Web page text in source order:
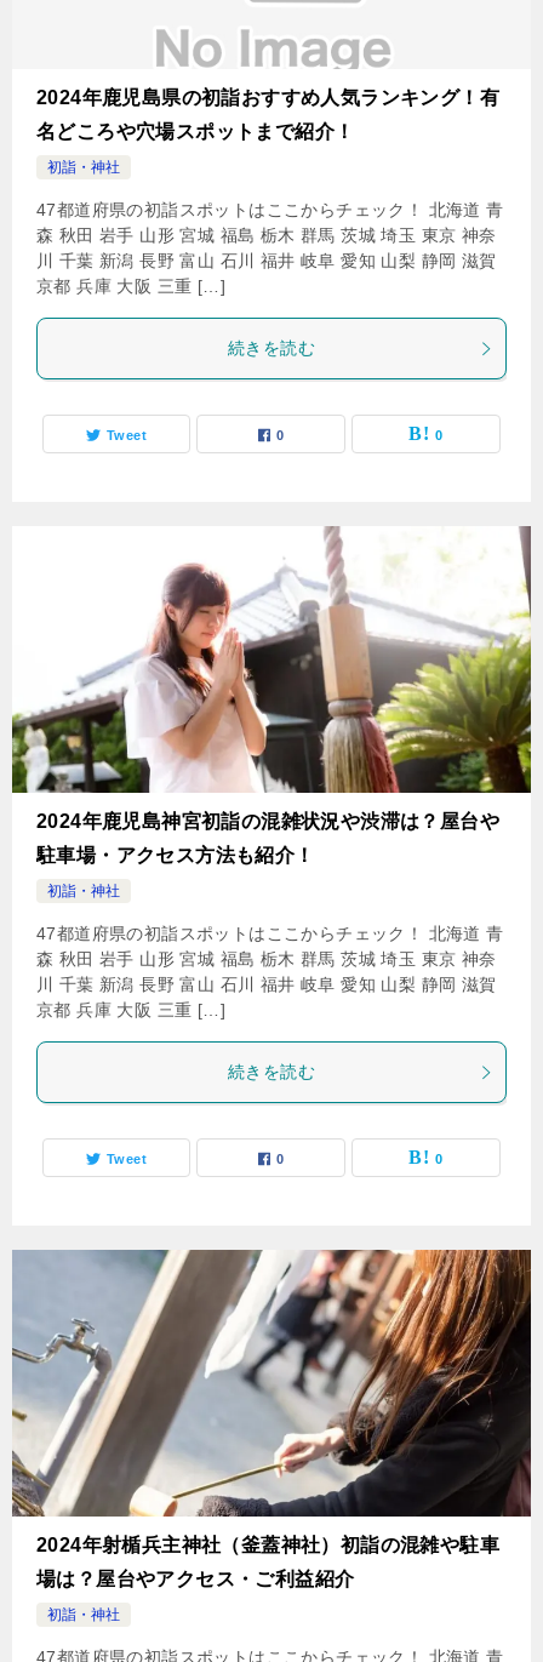
2024年鹿児島県の初詣おすすめ人気ランキング！有
名どころや穴場スポットまで紹介！
初詣・神社
47都道府県の初詣スポットはここからチェック！ 北海道 青
森 秋田 岩手 山形 宮城 福島 栃木 群馬 茨城 埼玉 東京 神奈
川 千葉 新潟 長野 富山 石川 福井 岐阜 愛知 山梨 静岡 滋賀
京都 兵庫 大阪 三重 […]
続きを読む
Tweet 0 0
2024年鹿児島神宮初詣の混雑状況や渋滞は？屋台や
駐車場・アクセス方法も紹介！
初詣・神社
47都道府県の初詣スポットはここからチェック！ 北海道 青
森 秋田 岩手 山形 宮城 福島 栃木 群馬 茨城 埼玉 東京 神奈
川 千葉 新潟 長野 富山 石川 福井 岐阜 愛知 山梨 静岡 滋賀
京都 兵庫 大阪 三重 […]
続きを読む
Tweet 0 0
2024年射楯兵主神社（釜蓋神社）初詣の混雑や駐車
場は？屋台やアクセス・ご利益紹介
初詣・神社
47都道府県の初詣スポットはここからチェック！ 北海道 青